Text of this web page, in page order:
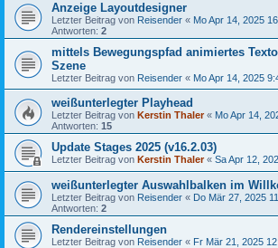
Anzeige Layoutdesigner
Letzter Beitrag von Reisender « Mo Apr 14, 2025
Antworten: 2
mittels Bewegungspfad animiertes
Szene
Letzter Beitrag von Reisender « Mo Apr 14, 2025
weißunterlegter Playhead
Letzter Beitrag von Kerstin Thaler« Mo Apr 14,
Antworten: 15
Update Stages 2025 (v16.2.03)
Letzter Beitrag von Kerstin Thaler« Sa Apr 12,
weißunterlegter Auswahlbalken im
Letzter Beitrag von Reisender « Do Mär 27, 2025
Antworten: 2
Rendereinstellungen
Letzter Beitrag von Reisender « Fr Mär 21, 2025